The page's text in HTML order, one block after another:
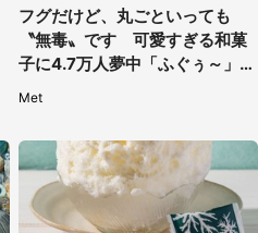
フグだけど、丸ごといっても
〝無毒〟です 可愛すぎる和菓
子に4.7万人夢中「ふぐぅ～」
Met